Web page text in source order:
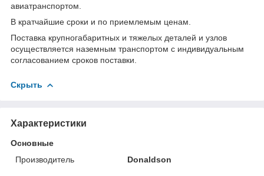
авиатранспортом.
В кратчайшие сроки и по приемлемым ценам.
Поставка крупногабаритных и тяжелых деталей и узлов
осуществляется наземным транспортом с индивидуальным
согласованием сроков поставки.
Скрыть
Характеристики
Основные
Производитель
Donaldson